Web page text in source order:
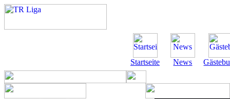
Startseite News